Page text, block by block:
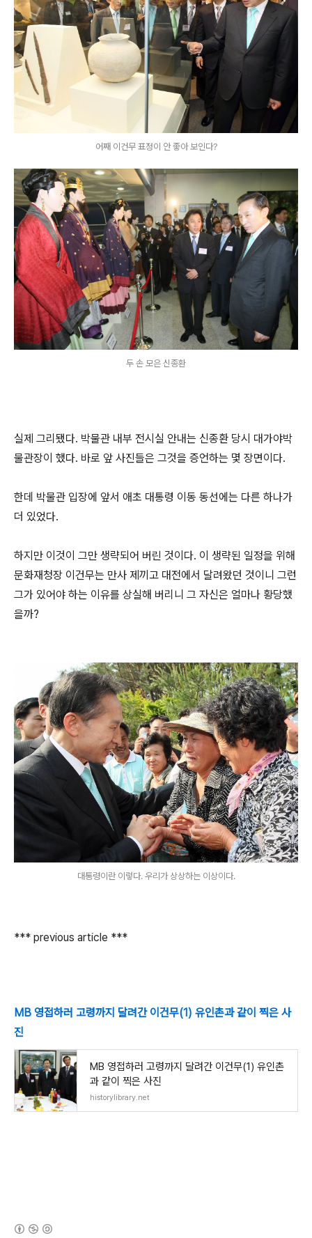
어째 이건무 표정이 안 좋아 보인다?
두 손 모은 신종환
실제 그리됐다. 박물관 내부 전시실 안내는 신종환 당시 대가야박
물관장이 했다. 바로 앞 사진들은 그것을 증언하는 몇 장면이다.
한데 박물관 입장에 앞서 애초 대통령 이동 동선에는 다른 하나가
더 있었다.
하지만 이것이 그만 생략되어 버린 것이다. 이 생략된 일정을 위해
문화재청장 이건무는 만사 제끼고 대전에서 달려왔던 것이니 그런
그가 있어야 하는 이유를 상실해 버리니 그 자신은 얼마나 황당했
을까?
대통령이란 이렇다. 우리가 상상하는 이상이다.
*** previous article ***
MB 영접하러 고령까지 달려간 이건무(1) 유인촌과 같이 찍은 사
진
MB 영접하러 고령까지 달려간 이건무(1) 유인촌
과 같이 찍은 사진
historylibrary.net